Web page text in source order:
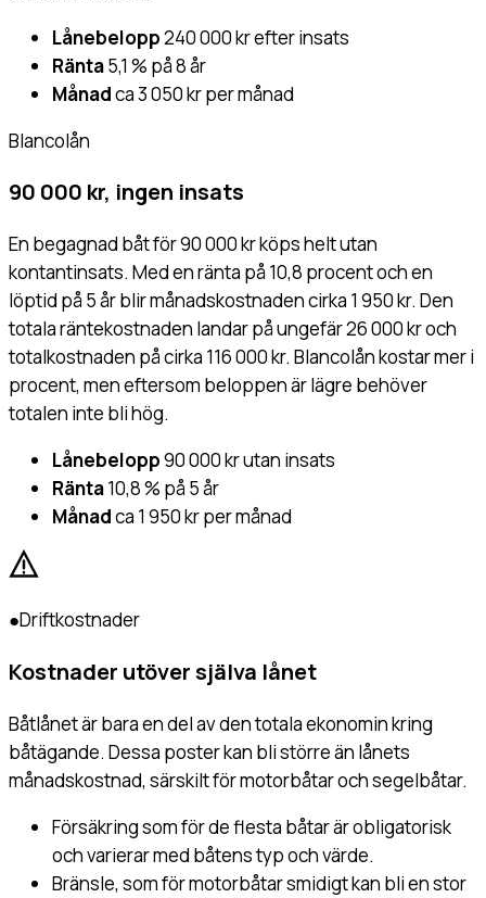
Lånebelopp240 000 kr efter insats
Ränta5,1 % på 8 år
Månadca 3 050 kr per månad
Blancolån
90 000 kr, ingen insats
En begagnad båt för 90 000 kr köps helt utan
kontantinsats. Med en ränta på 10,8 procent och en
löptid på 5 år blir månadskostnaden cirka 1 950 kr. Den
totala räntekostnaden landar på ungefär 26 000 kr och
totalkostnaden på cirka 116 000 kr. Blancolån kostar mer i
procent, men eftersom beloppen är lägre behöver
totalen inte bli hög.
Lånebelopp90 000 kr utan insats
Ränta10,8 % på 5 år
Månadca 1 950 kr per månad
●Driftkostnader
Kostnader utöver själva lånet
Båtlånet är bara en del av den totala ekonomin kring
båtägande. Dessa poster kan bli större än lånets
månadskostnad, särskilt för motorbåtar och segelbåtar.
Försäkring som för de flesta båtar är obligatorisk
och varierar med båtens typ och värde.
Bränsle, som för motorbåtar smidigt kan bli en stor